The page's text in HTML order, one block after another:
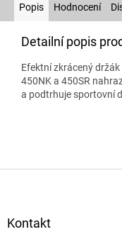
Popis Hodnocení
Detailní popis
Efektní zkrácený
450NK a 450SR
a podtrhuje sportovní
Kontakt